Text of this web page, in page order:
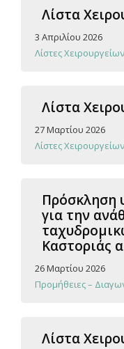
Λίστα
3 Απριλίου 2026
Λίστες Χειρουργείων
Λίστα
27 Μαρτίου 2026
Λίστες Χειρουργείων
Πρόσκληση
για την
Καστοριάς
26 Μαρτίου 2026
Προμήθειες –
Λίστα